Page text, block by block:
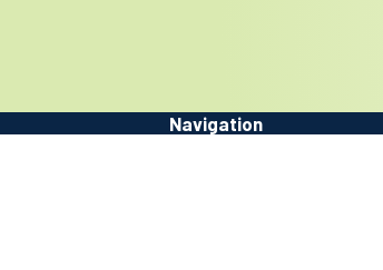
Navigation